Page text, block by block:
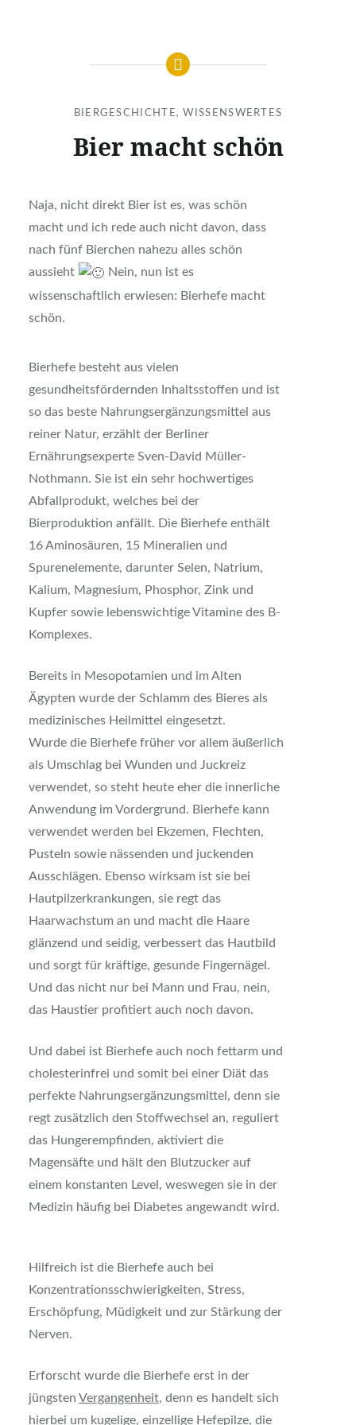
BIERGESCHICHTE,WISSENSWERTES
Bier macht schön
Naja, nicht direkt Bier ist es, was schön
macht und ich rede auch nicht davon, dass
nach fünf Bierchen nahezu alles schön
aussieht
Nein, nun ist es
wissenschaftlich erwiesen: Bierhefe macht
schön.
Bierhefe besteht aus vielen
gesundheitsfördernden Inhaltsstoffen und ist
so das beste Nahrungsergänzungsmittel aus
reiner Natur, erzählt der Berliner
Ernährungsexperte Sven-David Müller-
Nothmann. Sie ist ein sehr hochwertiges
Abfallprodukt, welches bei der
Bierproduktion anfällt. Die Bierhefe enthält
16 Aminosäuren, 15 Mineralien und
Spurenelemente, darunter Selen, Natrium,
Kalium, Magnesium, Phosphor, Zink und
Kupfer sowie lebenswichtige Vitamine des B-
Komplexes.
Bereits in Mesopotamien und im Alten
Ägypten wurde der Schlamm des Bieres als
medizinisches Heilmittel eingesetzt.
Wurde die Bierhefe früher vor allem äußerlich
als Umschlag bei Wunden und Juckreiz
verwendet, so steht heute eher die innerliche
Anwendung im Vordergrund. Bierhefe kann
verwendet werden bei Ekzemen, Flechten,
Pusteln sowie nässenden und juckenden
Ausschlägen. Ebenso wirksam ist sie bei
Hautpilzerkrankungen, sie regt das
Haarwachstum an und macht die Haare
glänzend und seidig, verbessert das Hautbild
und sorgt für kräftige, gesunde Fingernägel.
Und das nicht nur bei Mann und Frau, nein,
das Haustier profitiert auch noch davon.
Und dabei ist Bierhefe auch noch fettarm und
cholesterinfrei und somit bei einer Diät das
perfekte Nahrungsergänzungsmittel, denn sie
regt zusätzlich den Stoffwechsel an, reguliert
das Hungerempfinden, aktiviert die
Magensäfte und hält den Blutzucker auf
einem konstanten Level, weswegen sie in der
Medizin häufig bei Diabetes angewandt wird.
Hilfreich ist die Bierhefe auch bei
Konzentrationsschwierigkeiten, Stress,
Erschöpfung, Müdigkeit und zur Stärkung der
Nerven.
Erforscht wurde die Bierhefe erst in der
jüngsten Vergangenheit, denn es handelt sich
hierbei um kugelige, einzellige Hefepilze, die